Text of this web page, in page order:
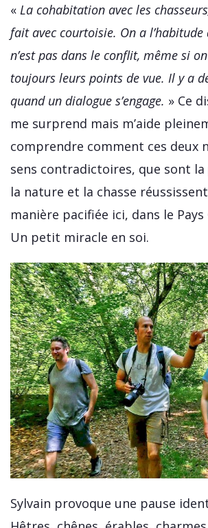
« La cohabitation avec les
fait avec courtoisie. On a l’habitude
n’est pas dans le conflit, même si
toujours leurs points de vue. Il y a
quand un dialogue s’engage. » Ce
me surprend mais m’aide
comprendre comment ces deux
sens contradictoires, que sont
la nature et la chasse
manière pacifiée ici, dans le
Un petit miracle en soi.
Sylvain provoque une pause